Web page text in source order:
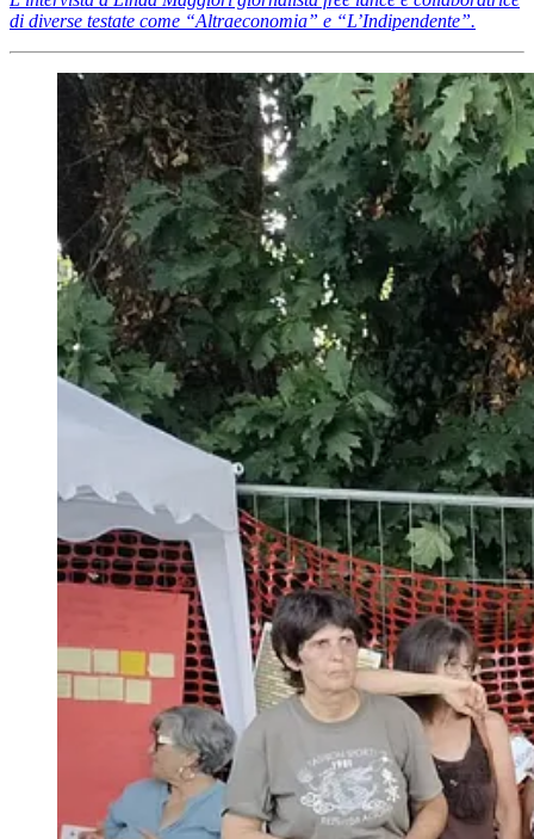
di diverse testate come “Altraeconomia” e “L’Indipendente”.